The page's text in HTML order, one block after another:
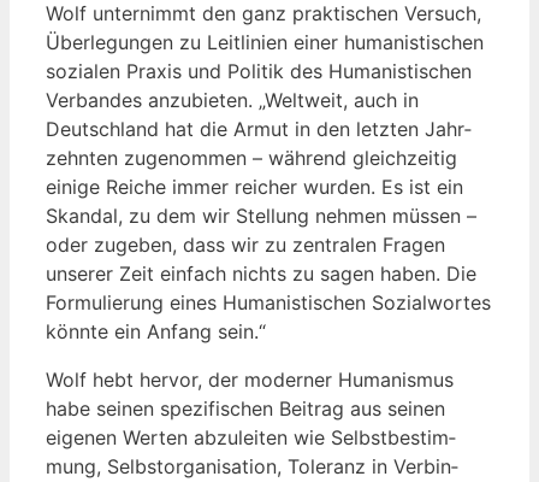
Wolf unter­nimmt den ganz prak­ti­schen Ver­such,
Über­le­gun­gen zu Leit­li­ni­en einer huma­nis­ti­schen
sozia­len Pra­xis und Poli­tik des Huma­nis­ti­schen
Ver­ban­des anzu­bie­ten. „Welt­weit, auch in
Deutsch­land hat die Armut in den letz­ten Jahr­
zehn­ten zuge­nom­men – wäh­rend gleich­zei­tig
eini­ge Rei­che immer rei­cher wur­den. Es ist ein
Skan­dal, zu dem wir Stel­lung neh­men müs­sen –
oder zuge­ben, dass wir zu zen­tra­len Fra­gen
unse­rer Zeit ein­fach nichts zu sagen haben. Die
For­mu­lie­rung eines Huma­nis­ti­schen Sozi­al­wor­tes
könn­te ein Anfang sein.“
Wolf hebt her­vor, der moder­ner Huma­nis­mus
habe sei­nen spe­zi­fi­schen Bei­trag aus sei­nen
eige­nen Wer­ten abzu­lei­ten wie Selbst­be­stim­
mung, Selbst­or­ga­ni­sa­ti­on, Tole­ranz in Ver­bin­